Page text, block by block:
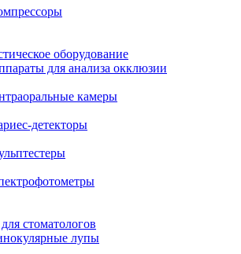
оборудование
для анализа окклюзии
камеры
детекторы
стоматологов
лупы